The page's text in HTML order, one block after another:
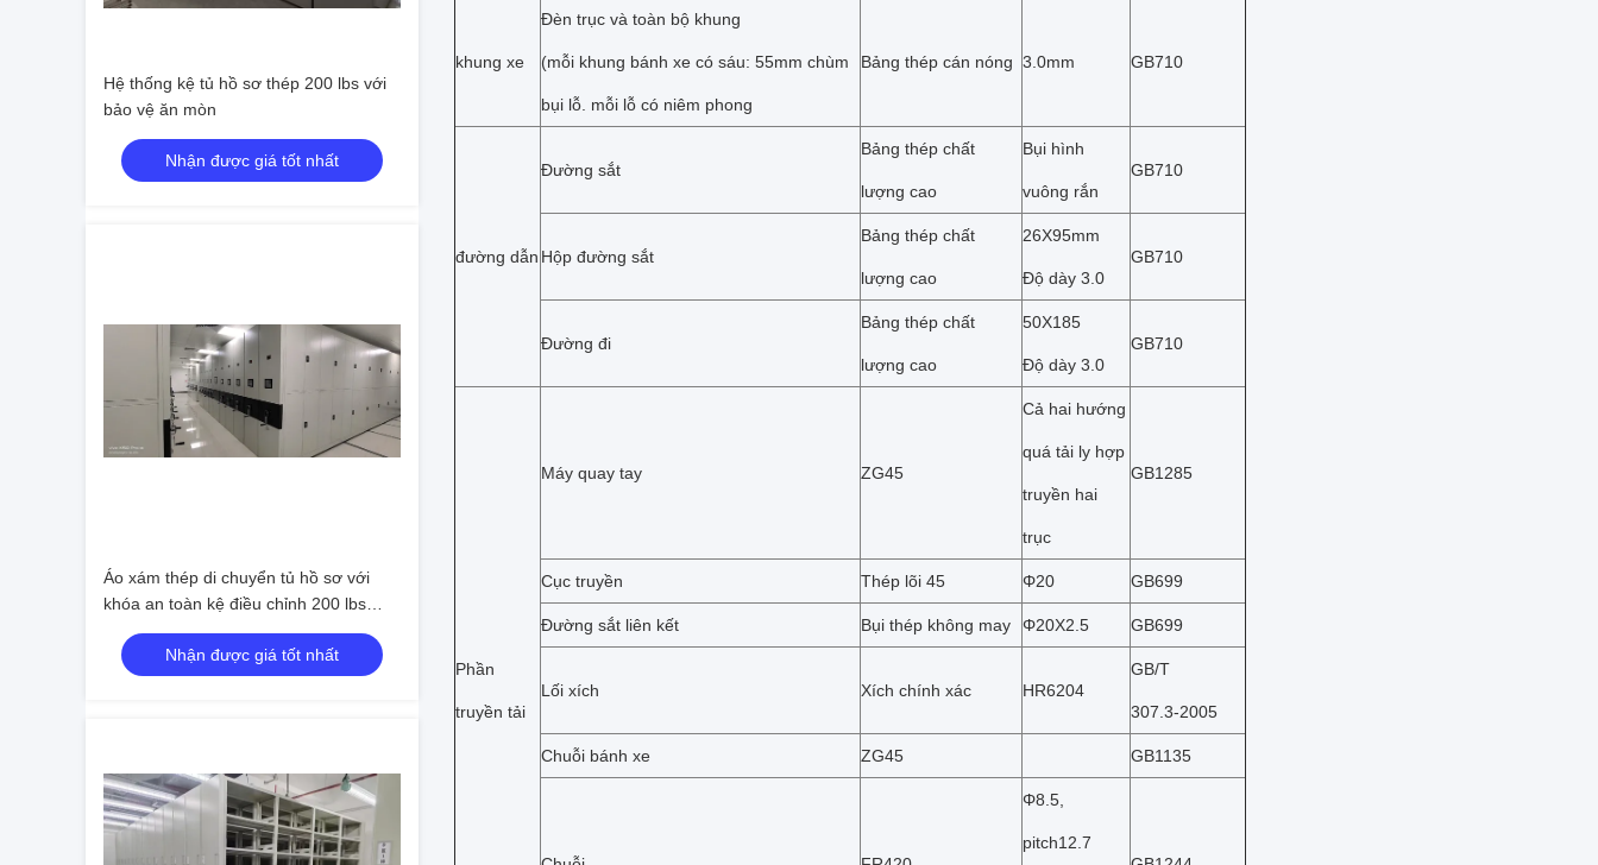
Hệ thống kệ tủ hồ sơ thép 200 lbs với
bảo vệ ăn mòn
Nhận được giá tốt nhất
Áo xám thép di chuyển tủ hồ sơ với
khóa an toàn kệ điều chỉnh 200 lbs
trọng lượng dung lượng
Nhận được giá tốt nhất
khung xe
Đèn trục và toàn bộ khung
(mỗi khung bánh xe có sáu: 55mm chùm
bụi lỗ. mỗi lỗ có niêm phong
Bảng thép cán nóng 3.0mm GB710
đường dẫn
Đường sắt
Bảng thép chất
lượng cao
Bụi hình
vuông rắn
GB710
Hộp đường sắt
Bảng thép chất
lượng cao
26X95mm
Độ dày 3.0
GB710
Đường đi
Bảng thép chất
lượng cao
50X185
Độ dày 3.0
GB710
Phần
truyền tải
Máy quay tay ZG45
Cả hai hướng
quá tải ly hợp
truyền hai
trục
GB1285
Cục truyền Thép lõi 45 Φ20 GB699
Đường sắt liên kết Bụi thép không may Φ20X2.5 GB699
Lối xích Xích chính xác HR6204
GB/T
307.3-2005
Chuỗi bánh xe ZG45 GB1135
Φ8.5,
pitch12.7